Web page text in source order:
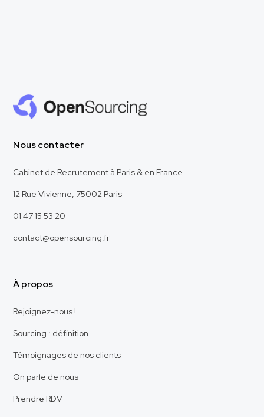
Nous contacter
Cabinet de Recrutement à Paris & en France
12 Rue Vivienne, 75002 Paris
01 47 15 53 20
contact@opensourcing.fr
À propos
Rejoignez-nous !
Sourcing : définition
Témoignages de nos clients
On parle de nous
Prendre RDV